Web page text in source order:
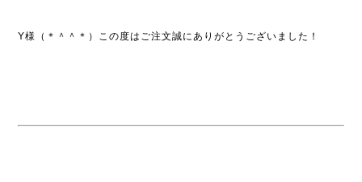
Y様（＊＾＾＊）この度はご注文誠にありがとうございました！